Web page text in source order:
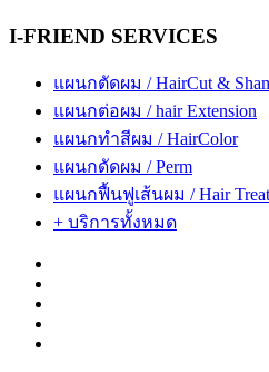
I-FRIEND SERVICES
แผนกตัดผม / HairCut &
แผนกต่อผม / hair Extension
แผนกทำสีผม / HairColor
แผนกดัดผม / Perm
แผนกฟื้นฟูเส้นผม / Hair
+ บริการทั้งหมด